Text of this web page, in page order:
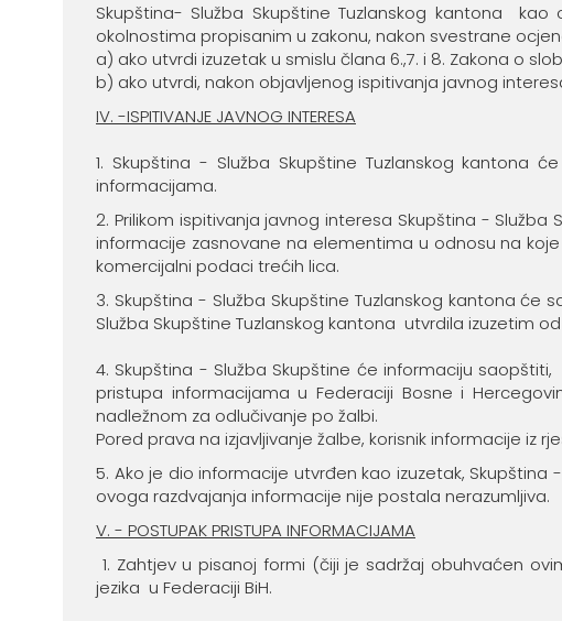
Skupština- Služba Skupštine Tuzlanskog kantona
okolnostima propisanim u zakonu, nakon svestrane
a) ako utvrdi izuzetak u smislu člana 6.,7. i 8. Zakona o
b) ako utvrdi, nakon objavljenog ispitivanja javnog
IV. -ISPITIVANJE JAVNOG INTERESA
1. Skupština - Služba Skupštine Tuzlanskog
informacijama.
2. Prilikom ispitivanja javnog interesa Skupština -
informacije zasnovane na elementima u odnosu na
komercijalni podaci trećih lica.
3. Skupština - Služba Skupštine Tuzlanskog kantona će
Služba Skupštine Tuzlanskog kantona utvrdila izuzetim
4. Skupština - Služba Skupštine će informaciju
pristupa informacijama u Federaciji Bosne i
nadležnom za odlučivanje po žalbi.
Pored prava na izjavljivanje žalbe, korisnik informacije iz
5. Ako je dio informacije utvrđen kao izuzetak,
ovoga razdvajanja informacije nije postala nerazumljiva.
V. - POSTUPAK PRISTUPA INFORMACIJAMA
1. Zahtjev u pisanoj formi (čiji je sadržaj obuhvaćen
jezika u Federaciji BiH.